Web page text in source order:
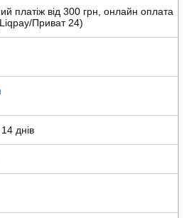
платіж від 300 грн, онлайн оплата
Приват 24)
днів